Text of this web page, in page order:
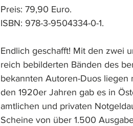
Preis: 79,90 Euro.
ISBN: 978-3-9504334-0-1.
Endlich geschafft! Mit den zwei
reich bebilderten Bänden des
bekannten Autoren-Duos liegen
den 1920er Jahren gab es in
amtlichen und privaten
Scheine von über 1.500